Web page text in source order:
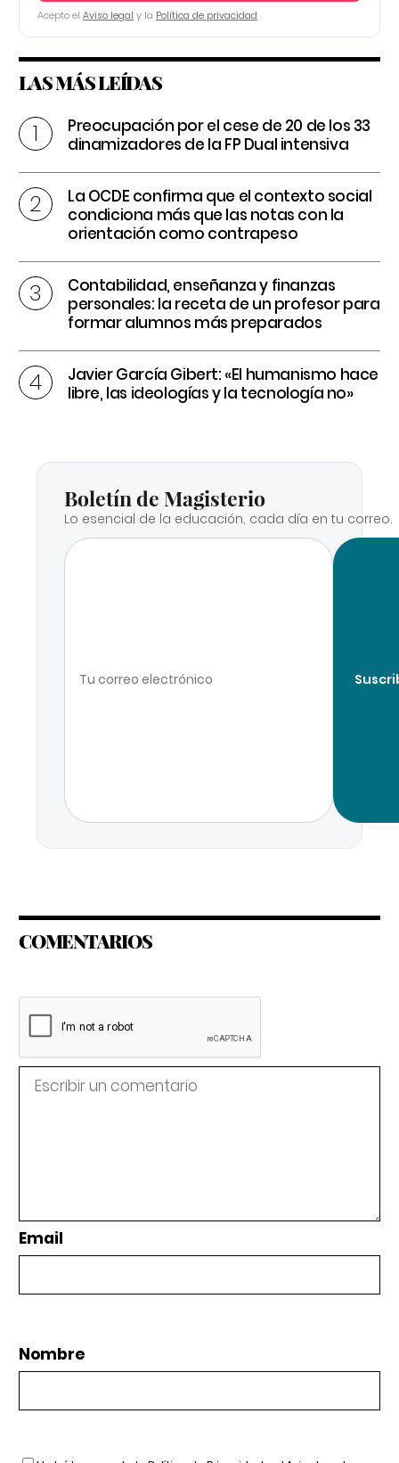
Acepto el Aviso legal y la Política de privacidad
LAS MÁS LEÍDAS
Preocupación por el cese de 20 de los 33
dinamizadores de la FP Dual intensiva
La OCDE confirma que el contexto social
condiciona más que las notas con la
orientación como contrapeso
Contabilidad, enseñanza y finanzas
personales: la receta de un profesor para
formar alumnos más preparados
Javier García Gibert: «El humanismo hace
libre, las ideologías y la tecnología no»
Boletín de Magisterio
Lo esencial de la educación, cada día en tu correo.
COMENTARIOS
Email
Nombre